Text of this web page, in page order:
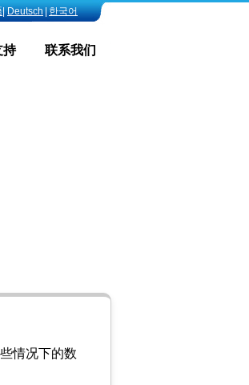
持 联系我们
Deutsch 한국어
| |
情况下的数